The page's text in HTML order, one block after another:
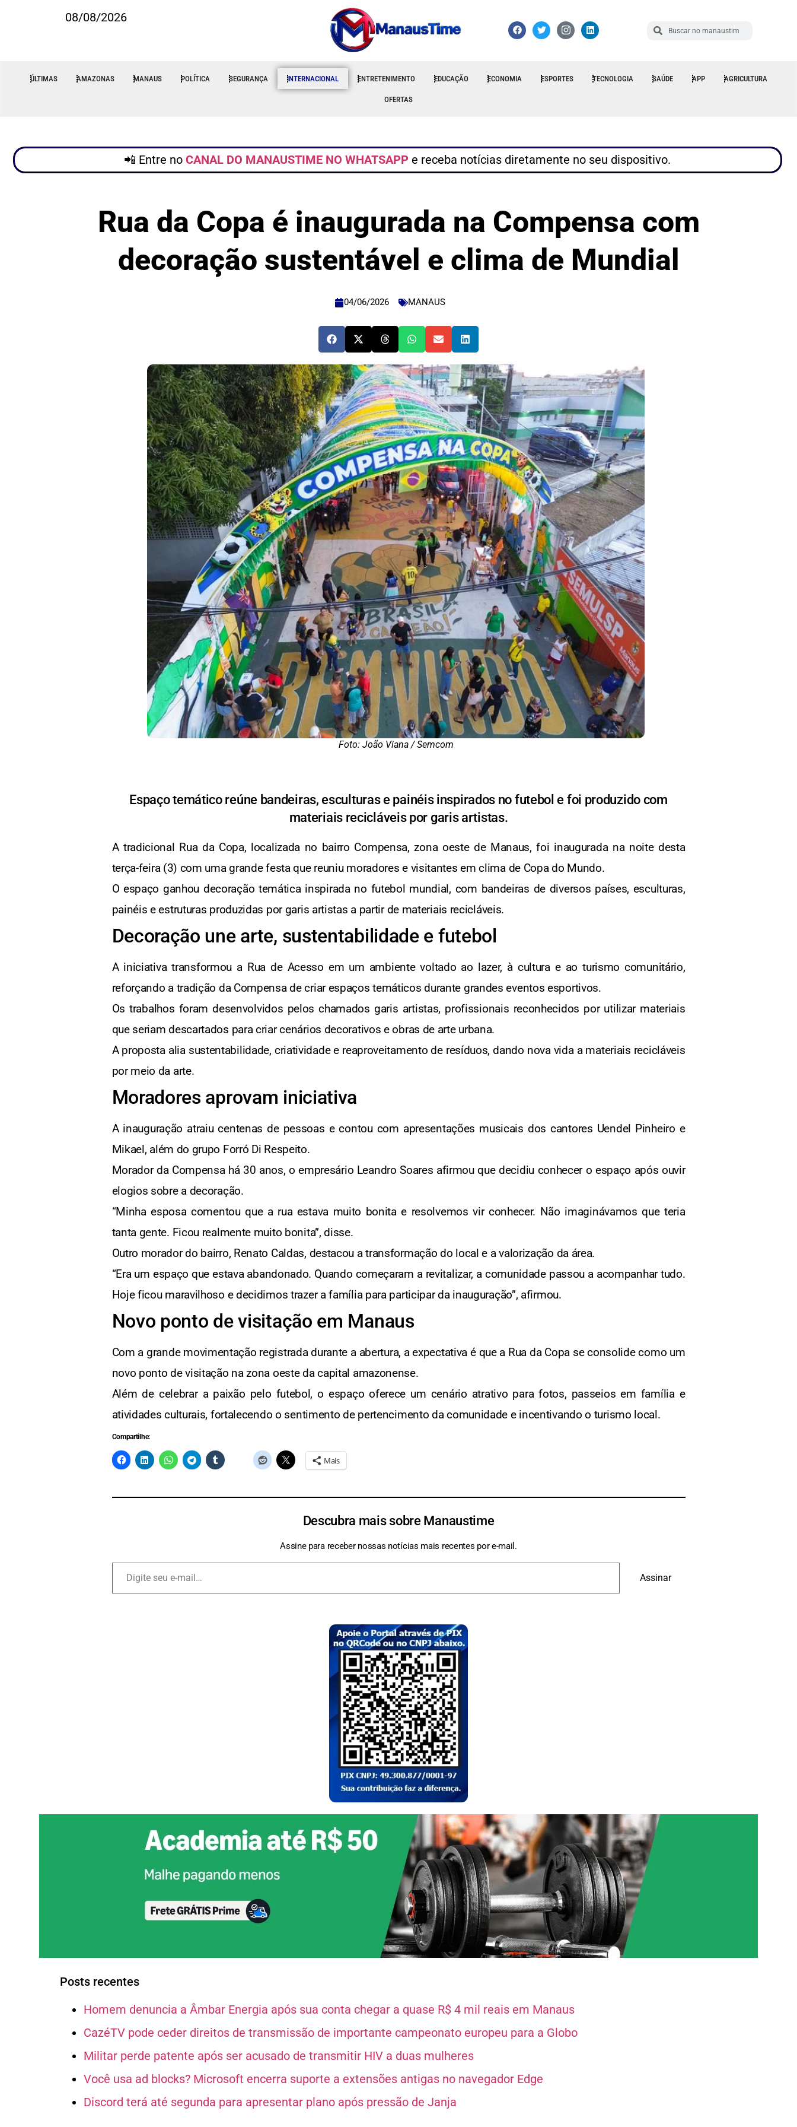
08/08/2026
ÚLTIMAS AMAZONAS MANAUS POLÍTICA SEGURANÇA INTERNACIONAL ENTRETENIMENTO EDUCAÇÃO ECONOMIA ESPORTES TECNOLOGIA SAÚDE APP AGRICULTURA
OFERTAS
📲 Entre no CANAL DO MANAUSTIME NO WHATSAPP e receba notícias diretamente no seu dispositivo.
Rua da Copa é inaugurada na Compensa com
decoração sustentável e clima de Mundial
04/06/2026 MANAUS
Foto: João Viana / Semcom
Espaço temático reúne bandeiras, esculturas e painéis inspirados no futebol e foi produzido com
materiais recicláveis por garis artistas.
A tradicional Rua da Copa, localizada no bairro Compensa, zona oeste de Manaus, foi inaugurada na noite desta
terça-feira (3) com uma grande festa que reuniu moradores e visitantes em clima de Copa do Mundo.
O espaço ganhou decoração temática inspirada no futebol mundial, com bandeiras de diversos países, esculturas,
painéis e estruturas produzidas por garis artistas a partir de materiais recicláveis.
Decoração une arte, sustentabilidade e futebol
A iniciativa transformou a Rua de Acesso em um ambiente voltado ao lazer, à cultura e ao turismo comunitário,
reforçando a tradição da Compensa de criar espaços temáticos durante grandes eventos esportivos.
Os trabalhos foram desenvolvidos pelos chamados garis artistas, profissionais reconhecidos por utilizar materiais
que seriam descartados para criar cenários decorativos e obras de arte urbana.
A proposta alia sustentabilidade, criatividade e reaproveitamento de resíduos, dando nova vida a materiais recicláveis
por meio da arte.
Moradores aprovam iniciativa
A inauguração atraiu centenas de pessoas e contou com apresentações musicais dos cantores Uendel Pinheiro e
Mikael, além do grupo Forró Di Respeito.
Morador da Compensa há 30 anos, o empresário Leandro Soares afirmou que decidiu conhecer o espaço após ouvir
elogios sobre a decoração.
“Minha esposa comentou que a rua estava muito bonita e resolvemos vir conhecer. Não imaginávamos que teria
tanta gente. Ficou realmente muito bonita”, disse.
Outro morador do bairro, Renato Caldas, destacou a transformação do local e a valorização da área.
“Era um espaço que estava abandonado. Quando começaram a revitalizar, a comunidade passou a acompanhar tudo.
Hoje ficou maravilhoso e decidimos trazer a família para participar da inauguração”, afirmou.
Novo ponto de visitação em Manaus
Com a grande movimentação registrada durante a abertura, a expectativa é que a Rua da Copa se consolide como um
novo ponto de visitação na zona oeste da capital amazonense.
Além de celebrar a paixão pelo futebol, o espaço oferece um cenário atrativo para fotos, passeios em família e
atividades culturais, fortalecendo o sentimento de pertencimento da comunidade e incentivando o turismo local.
Compartilhe:
Mais
Descubra mais sobre Manaustime
Assine para receber nossas notícias mais recentes por e-mail.
Assinar
Posts recentes
Homem denuncia a Âmbar Energia após sua conta chegar a quase R$ 4 mil reais em Manaus
CazéTV pode ceder direitos de transmissão de importante campeonato europeu para a Globo
Militar perde patente após ser acusado de transmitir HIV a duas mulheres
Você usa ad blocks? Microsoft encerra suporte a extensões antigas no navegador Edge
Discord terá até segunda para apresentar plano após pressão de Janja